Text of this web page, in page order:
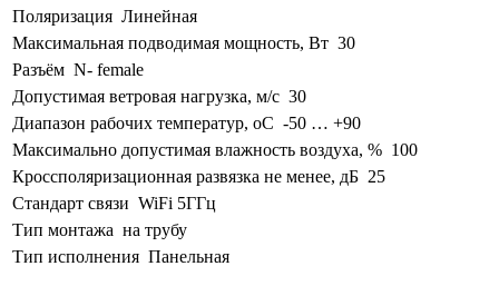
Поляризация Линейная
Максимальная подводимая мощность, Вт 30
Разъём N- female
Допустимая ветровая нагрузка, м/с 30
Диапазон рабочих температур, оС -50 … +90
Максимально допустимая влажность воздуха, % 100
Кроссполяризационная развязка не менее, дБ 25
Стандарт связи WiFi 5ГГц
Тип монтажа на трубу
Тип исполнения Панельная